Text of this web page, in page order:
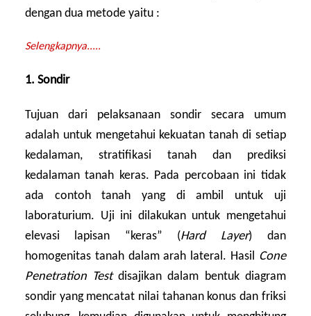
dengan dua metode yaitu :
Selengkapnya.....
1. Sondir
Tujuan dari pelaksanaan sondir secara umum
adalah untuk mengetahui kekuatan tanah di setiap
kedalaman, stratifikasi tanah dan prediksi
kedalaman tanah keras. Pada percobaan ini tidak
ada contoh tanah yang di ambil untuk uji
laboraturium. Uji ini dilakukan untuk mengetahui
elevasi lapisan “keras” (Hard Layer) dan
homogenitas tanah dalam arah lateral. Hasil Cone
Penetration Testdisajikan dalam bentuk diagram
sondir yang mencatat nilai tahanan konus dan friksi